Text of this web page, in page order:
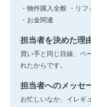
・物件購入全般 ・リ
・お金関連
担当者を決めた理
買い手と同じ目線、ペ
れたからです。
担当者へのメッセ
お忙しいなか、イレギ